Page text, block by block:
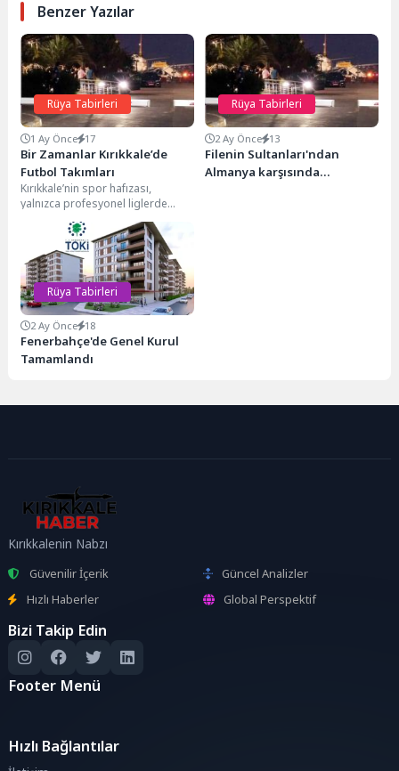
Benzer Yazılar
Rüya Tabirleri
1 Ay Önce 17
Bir Zamanlar Kırıkkale’de
Futbol Takımları
Kırıkkale’nin spor hafızası,
yalnızca profesyonel liglerde
mücadele eden takımlardan
ibaret değil. Kentin geçmişine
bakıldığında mahalle...
Rüya Tabirleri
2 Ay Önce 13
Filenin Sultanları'ndan
Almanya karşısında
Rüya Tabirleri
2 Ay Önce 18
Fenerbahçe'de Genel Kurul
Tamamlandı
Kırıkkalenin Nabzı
Güvenilir İçerik
Güncel Analizler
Hızlı Haberler
Global Perspektif
Bizi Takip Edin
Footer Menü
Hızlı Bağlantılar